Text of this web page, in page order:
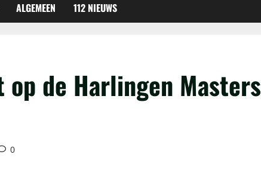
ALGEMEEN 112 NIEUWS
de Harlingen Masters
0